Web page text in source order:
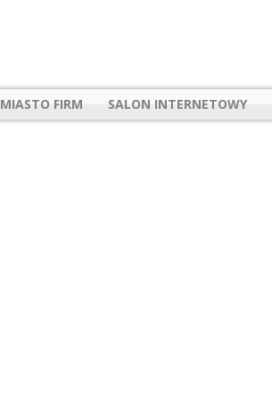
MIASTO FIRM SALON INTERNETOWY